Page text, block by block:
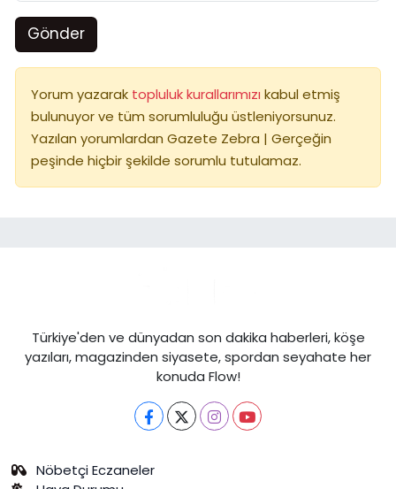
Gönder
Yorum yazarak topluluk kurallarımızı kabul etmiş
bulunuyor ve tüm sorumluluğu üstleniyorsunuz.
Yazılan yorumlardan Gazete Zebra | Gerçeğin
peşinde hiçbir şekilde sorumlu tutulamaz.
Türkiye'den ve dünyadan son dakika haberleri, köşe
yazıları, magazinden siyasete, spordan seyahate her
konuda Flow!
Nöbetçi Eczaneler